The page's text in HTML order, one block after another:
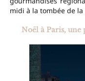
midi à la tombée de
Noël à Paris,